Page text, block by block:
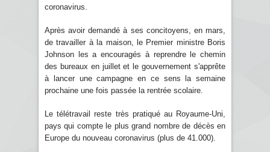
coronavirus.
Après avoir demandé à ses concitoyens, en mars,
de travailler à la maison, le Premier ministre Boris
Johnson les a encouragés à reprendre le chemin
des bureaux en juillet et le gouvernement s'apprête
à lancer une campagne en ce sens la semaine
prochaine une fois passée la rentrée scolaire.
Le télétravail reste très pratiqué au Royaume-Uni,
pays qui compte le plus grand nombre de décès en
Europe du nouveau coronavirus (plus de 41.000).